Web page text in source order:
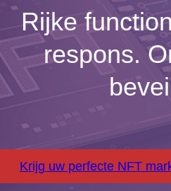
Rijke
respons.
Krijg uw perfecte NFT